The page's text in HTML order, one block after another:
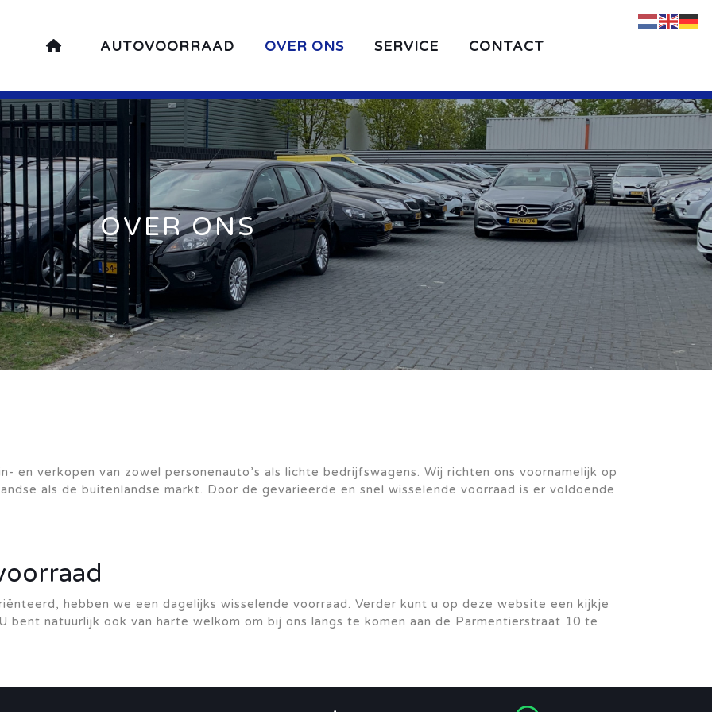
AUTOVOORRAAD OVER ONS SERVICE CONTACT
OVER ONS
en verkopen van zowel personenauto’s als lichte bedrijfswagens. Wij richten ons voornamelijk op
als de buitenlandse markt. Door de gevarieerde en snel wisselende voorraad is er voldoende
hebben we een dagelijks wisselende voorraad. Verder kunt u op deze website een kijkje
bent natuurlijk ook van harte welkom om bij ons langs te komen aan de Parmentierstraat 10 te